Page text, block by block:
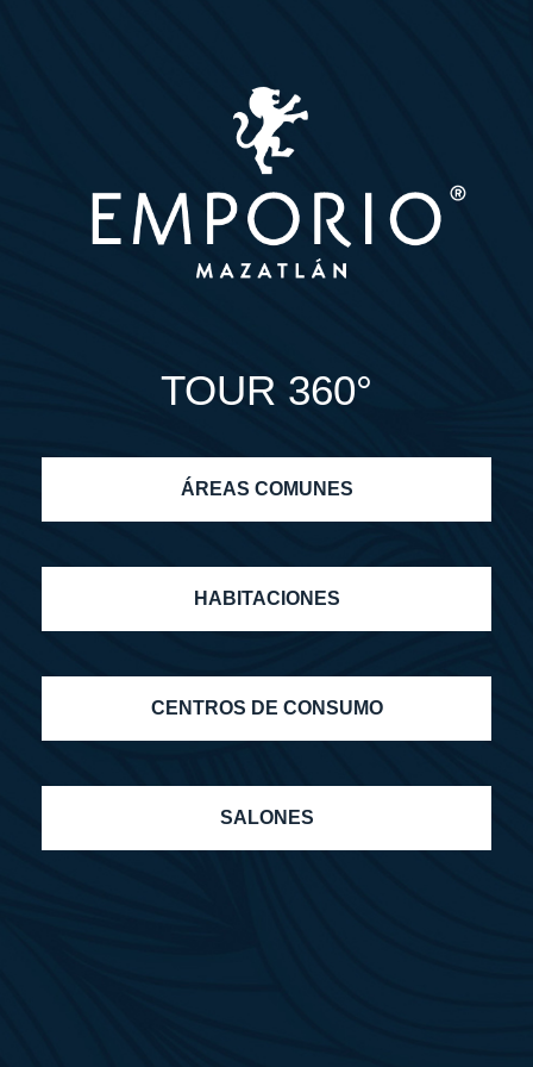
TOUR 360°
ÁREAS COMUNES
HABITACIONES
CENTROS DE CONSUMO
SALONES